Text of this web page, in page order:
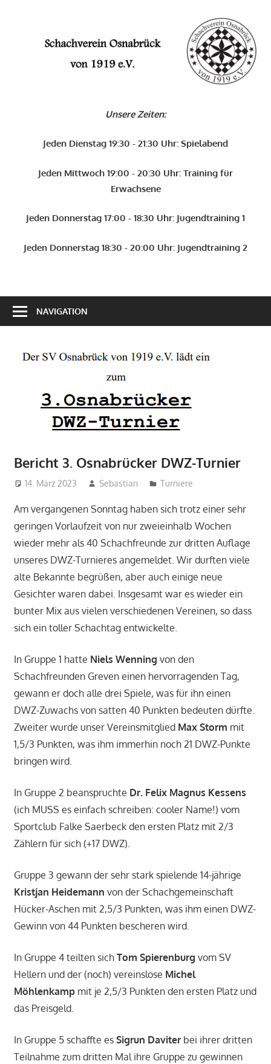
Unsere Zeiten:
Jeden Dienstag 19:30 - 21:30 Uhr: Spielabend
Jeden Mittwoch 19:00 - 20:30 Uhr: Training für
Erwachsene
Jeden Donnerstag 17:00 - 18:30 Uhr: Jugendtraining 1
Jeden Donnerstag 18:30 - 20:00 Uhr: Jugendtraining 2
NAVIGATION
Bericht 3. Osnabrücker DWZ-Turnier
14. März 2023 Sebastian Turniere
Am vergangenen Sonntag haben sich trotz einer sehr
geringen Vorlaufzeit von nur zweieinhalb Wochen
wieder mehr als 40 Schachfreunde zur dritten Auflage
unseres DWZ-Turnieres angemeldet. Wir durften viele
alte Bekannte begrüßen, aber auch einige neue
Gesichter waren dabei. Insgesamt war es wieder ein
bunter Mix aus vielen verschiedenen Vereinen, so dass
sich ein toller Schachtag entwickelte.
In Gruppe 1 hatte Niels Wenning von den
Schachfreunden Greven einen hervorragenden Tag,
gewann er doch alle drei Spiele, was für ihn einen
DWZ-Zuwachs von satten 40 Punkten bedeuten dürfte.
Zweiter wurde unser Vereinsmitglied Max Storm mit
1,5/3 Punkten, was ihm immerhin noch 21 DWZ-Punkte
bringen wird.
In Gruppe 2 beanspruchte Dr. Felix Magnus Kessens
(ich MUSS es einfach schreiben: cooler Name!) vom
Sportclub Falke Saerbeck den ersten Platz mit 2/3
Zählern für sich (+17 DWZ).
Gruppe 3 gewann der sehr stark spielende 14-jährige
Kristjan Heidemann von der Schachgemeinschaft
Hücker-Aschen mit 2,5/3 Punkten, was ihm einen DWZ-
Gewinn von 44 Punkten bescheren wird.
In Gruppe 4 teilten sich Tom Spierenburg vom SV
Hellern und der (noch) vereinslose Michel
Möhlenkampmit je 2,5/3 Punkten den ersten Platz und
das Preisgeld.
In Gruppe 5 schaffte es Sigrun Daviterbei ihrer dritten
Teilnahme zum dritten Mal ihre Gruppe zu gewinnen